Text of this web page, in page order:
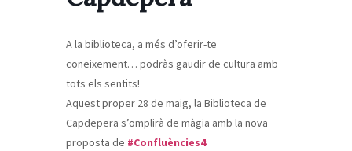
A la biblioteca, a més d’oferir-te
coneixement… podràs gaudir de cultura amb
tots els sentits!
Aquest proper 28 de maig, la Biblioteca de
Capdepera s’omplirà de màgia amb la nova
proposta de #Confluències4: